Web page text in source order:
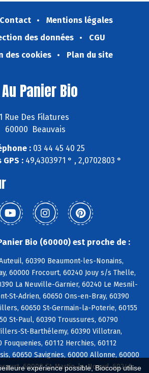
expérience possible, Biocoop utilise
Contact
Mentions légales
des données
CGU
des cookies
Plan du site
Au Panier Bio
1 Rue Des Filatures
60000 Beauvais
:03 44 45 40 25
:49,4303971 ° , 2,0702803 °
Bio (60000) est proche de :
60390 Beaumont-les-Nonains,
60000 Frocourt, 60240 Jouy s/s Thelle,
La Neuville-Garnier, 60240 Le Mesnil-
St-Adrien, 60650 Ons-en-Bray, 60390
60650 St-Germain-la-Poterie, 60155
St-Paul, 60390 Troussures, 60790
St-Barthélemy, 60390 Villotran,
60112 Herchies, 60112
60650 Savignies, 60000 Allonne, 60000
60000 St-Martin-le-Noeud, 60240